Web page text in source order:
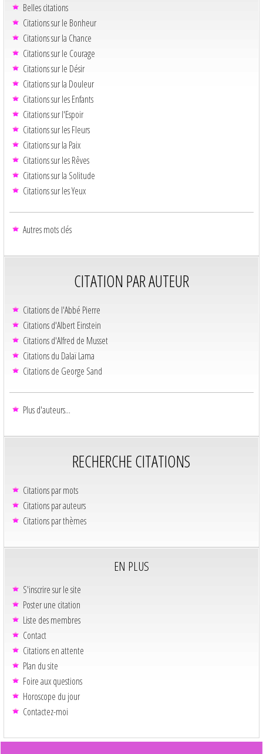
Belles citations
Citations sur le Bonheur
Citations sur la Chance
Citations sur le Courage
Citations sur le Désir
Citations sur la Douleur
Citations sur les Enfants
Citations sur l'Espoir
Citations sur les Fleurs
Citations sur la Paix
Citations sur les Rêves
Citations sur la Solitude
Citations sur les Yeux
Autres mots clés
CITATION PAR AUTEUR
Citations de l'Abbé Pierre
Citations d'Albert Einstein
Citations d'Alfred de Musset
Citations du Dalaï Lama
Citations de George Sand
Plus d'auteurs...
RECHERCHE CITATIONS
Citations par mots
Citations par auteurs
Citations par thèmes
EN PLUS
S'inscrire sur le site
Poster une citation
Liste des membres
Contact
Citations en attente
Plan du site
Foire aux questions
Horoscope du jour
Contactez-moi